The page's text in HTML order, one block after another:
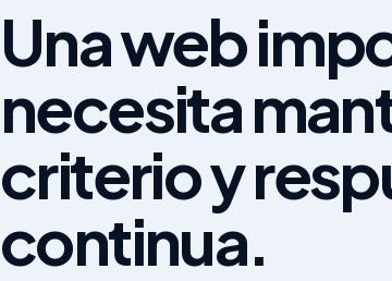
Una web
necesita
criterio y
continua.